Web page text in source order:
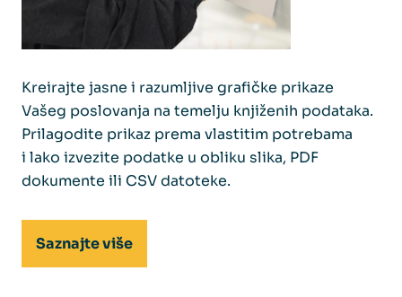
Kreirajte jasne i razumljive grafičke prikaze
Vašeg poslovanja na temelju knjiženih podataka.
Prilagodite prikaz prema vlastitim potrebama
i lako izvezite podatke u obliku slika, PDF
dokumente ili CSV datoteke.
Saznajte više